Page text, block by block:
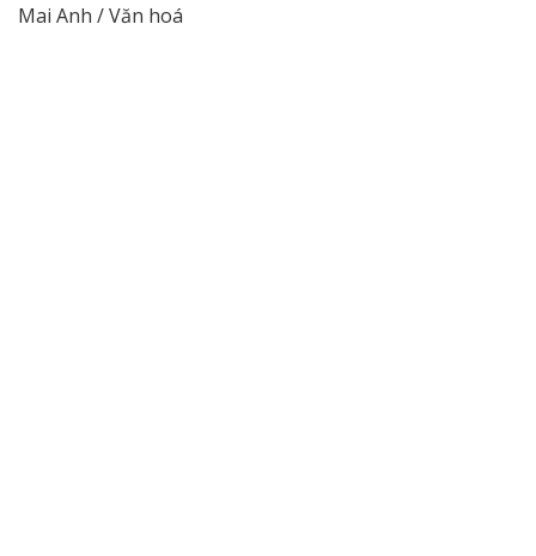
Mai Anh / Văn hoá